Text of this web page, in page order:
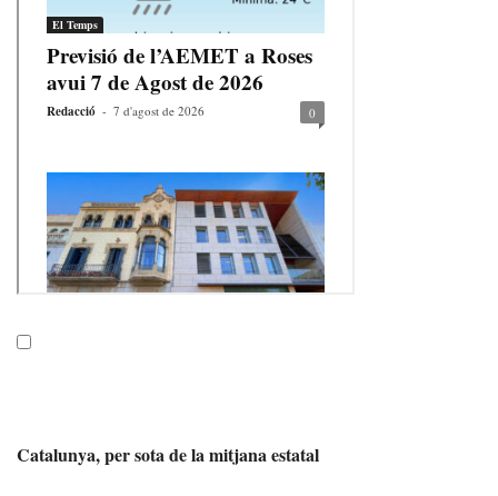
Catalunya, per sota de la mitjana estatal